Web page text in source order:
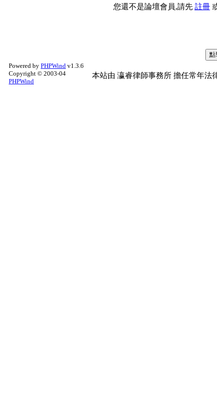
您還不是論壇會員,請先 註冊
Powered by PHPWind v1.3.6
Copyright © 2003-04
PHPWind
本站由 瀛睿律師事務所 擔任常年法